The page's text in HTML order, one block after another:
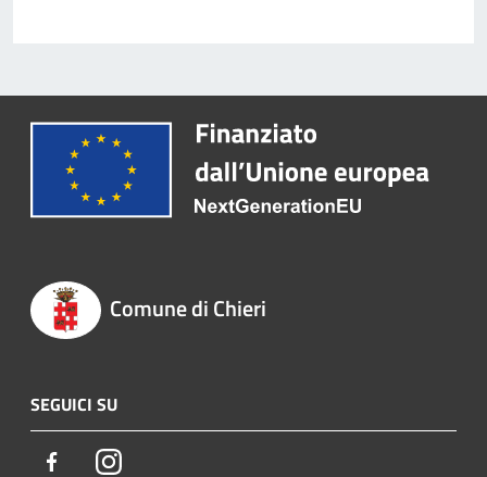
Comune di Chieri
SEGUICI SU
FacebookInstagram